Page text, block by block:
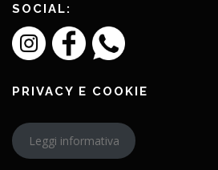
SOCIAL:
PRIVACY E COOKIE
Leggi informativa